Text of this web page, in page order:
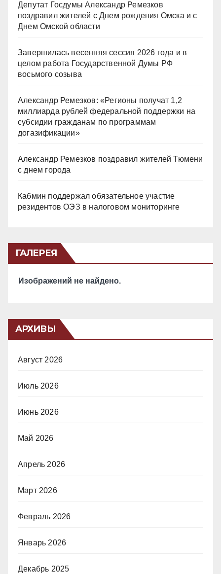
Депутат Госдумы Александр Ремезков
поздравил жителей с Днем рождения Омска и с
Днем Омской области
Завершилась весенняя сессия 2026 года и в
целом работа Государственной Думы РФ
восьмого созыва
Александр Ремезков: «Регионы получат 1,2
миллиарда рублей федеральной поддержки на
субсидии гражданам по программам
догазификации»
Александр Ремезков поздравил жителей Тюмени
с днем города
Кабмин поддержал обязательное участие
резидентов ОЭЗ в налоговом мониторинге
ГАЛЕРЕЯ
Изображений не найдено.
АРХИВЫ
Август 2026
Июль 2026
Июнь 2026
Май 2026
Апрель 2026
Март 2026
Февраль 2026
Январь 2026
Декабрь 2025